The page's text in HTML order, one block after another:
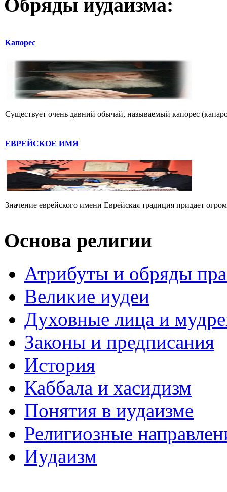
Обряды иудаизма:
Капорес
Существует очень давний обычай, называемый капорес
ЕВРЕЙСКОЕ ИМЯ
Значение еврейского имени Еврейская традиция придает
Основа религии
Атрибуты и обряды
Великие иудеи
Духовные лица и
Законы и предписания
История
Каббала и хасидизм
Понятия в иудаизме
Религиозные
Иудаизм